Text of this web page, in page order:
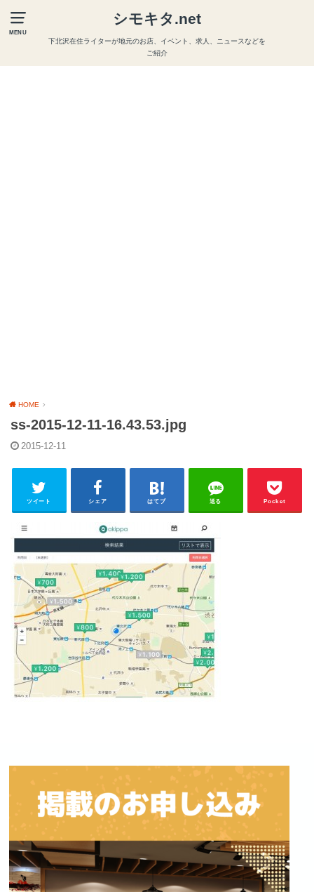
MENU
シモキタ.net
下北沢在住ライターが地元のお店、イベント、求人、ニュースなどを
ご紹介
HOME
ss-2015-12-11-16.43.53.jpg
2015-12-11
ツイート シェア はてブ 送る Pocket